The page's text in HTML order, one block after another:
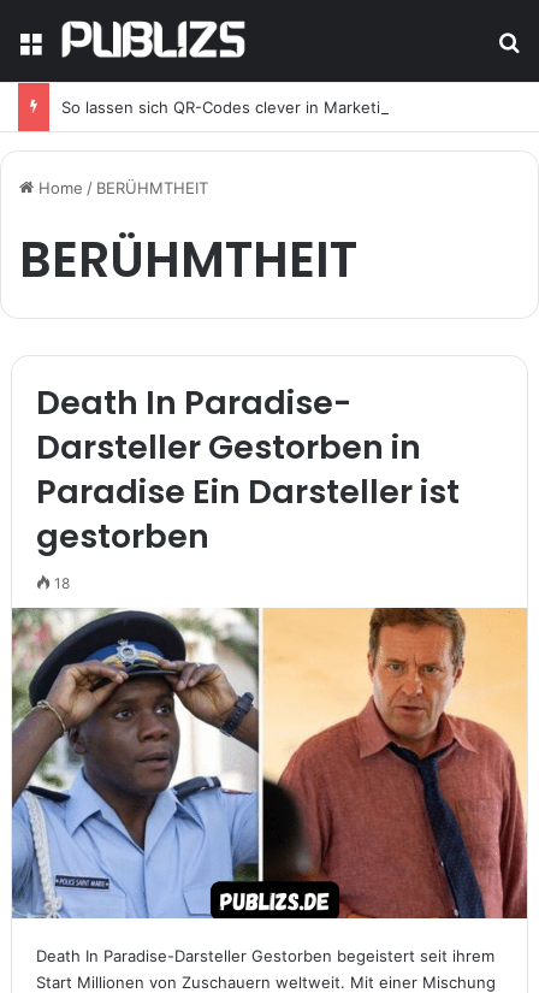
Menu
Home / BERÜHMTHEIT
BERÜHMTHEIT
Death In Paradise-
Darsteller Gestorben in
Paradise Ein Darsteller ist
gestorben
18
Death In Paradise-Darsteller Gestorben begeistert seit ihrem
Start Millionen von Zuschauern weltweit. Mit einer Mischung